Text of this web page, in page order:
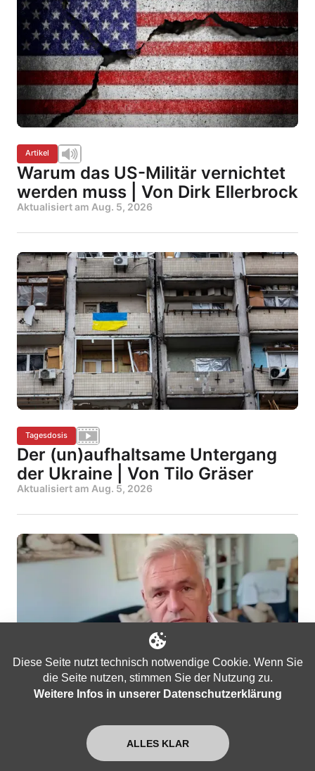
Artikel
Warum das US-Militär vernichtet
werden muss | Von Dirk Ellerbrock
Aktualisiert am Aug. 5, 2026
Tagesdosis
Der (un)aufhaltsame Untergang
der Ukraine | Von Tilo Gräser
Aktualisiert am Aug. 5, 2026
Im Gespräch: Kay-Achim
Schönbach | Eskalation im
Diese Seite nutzt technisch notwendige Cookie. Wenn Sie
die Seite nutzen, stimmen Sie der Nutzung zu.
Weitere Infos in unserer Datenschutzerklärung
ALLES KLAR